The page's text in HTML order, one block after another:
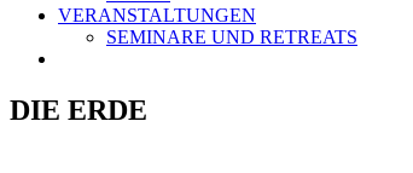
VERANSTALTUNGEN
SEMINARE UND RETREATS
DIE ERDE